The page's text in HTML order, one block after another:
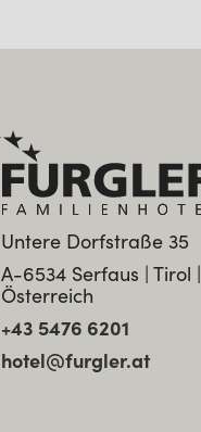
Untere Dorfstraße 35
A-6534 Serfaus | Tirol |
Österreich
+43 5476 6201
hotel@furgler.at